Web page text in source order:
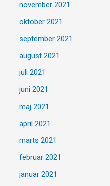
november 2021
oktober 2021
september 2021
august 2021
juli 2021
juni 2021
maj 2021
april 2021
marts 2021
februar 2021
januar 2021